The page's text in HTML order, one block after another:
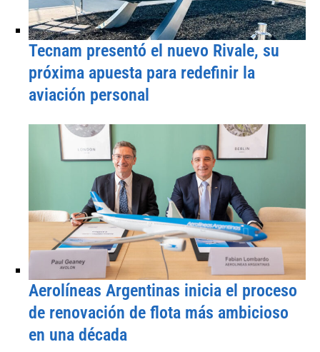
Tecnam presentó el nuevo Rivale, su
próxima apuesta para redefinir la
aviación personal
Aerolíneas Argentinas inicia el proceso
de renovación de flota más ambicioso
en una década